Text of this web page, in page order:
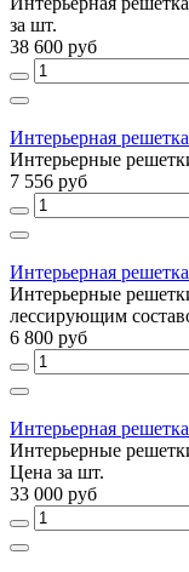
за шт.
38 600 руб
Интерьерная
Интерьерные
7 556 руб
Интерьерная
Интерьерные
лессирующим
6 800 руб
Интерьерная
Интерьерные
Цена за шт.
33 000 руб